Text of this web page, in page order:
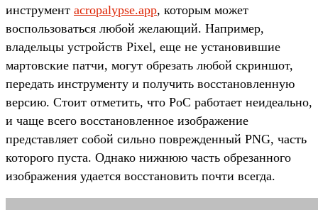
инструмент acropalypse.app, которым может
воспользоваться любой желающий. Например,
владельцы устройств Pixel, еще не установившие
мартовские патчи, могут обрезать любой скриншот,
передать инструменту и получить восстановленную
версию. Стоит отметить, что PoC работает неидеально,
и чаще всего восстановленное изображение
представляет собой сильно поврежденный PNG, часть
которого пуста. Однако нижнюю часть обрезанного
изображения удается восстановить почти всегда.